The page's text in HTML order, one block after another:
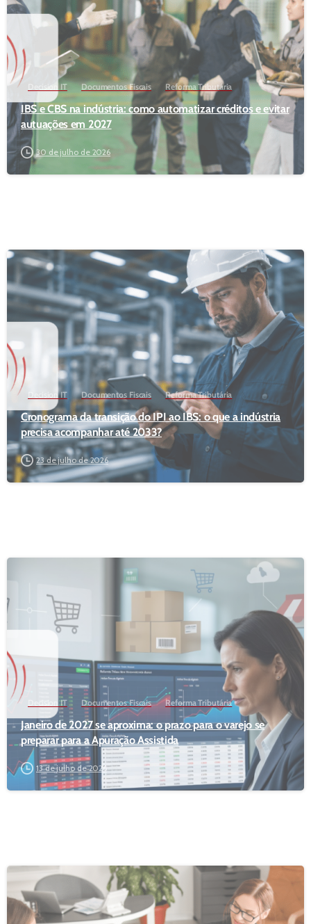
Decision IT Documentos Fiscais Reforma Tributária
IBS e CBS na indústria: como automatizar créditos e evitar
autuações em 2027
30 de julho de 2026
Decision IT Documentos Fiscais Reforma Tributária
Cronograma da transição do IPI ao IBS: o que a indústria
precisa acompanhar até 2033?
23 de julho de 2026
Decision IT Documentos Fiscais Reforma Tributária
Janeiro de 2027 se aproxima: o prazo para o varejo se
preparar para a Apuração Assistida
13 de julho de 2026